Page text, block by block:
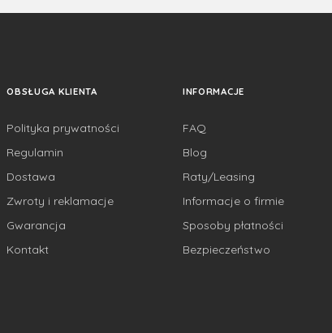
OBSŁUGA KLIENTA
Polityka prywatności
Regulamin
Dostawa
Zwroty i reklamacje
Gwarancja
Kontakt
INFORMACJE
FAQ
Blog
Raty/Leasing
Informacje o firmie
Sposoby płatności
Bezpieczeństwo